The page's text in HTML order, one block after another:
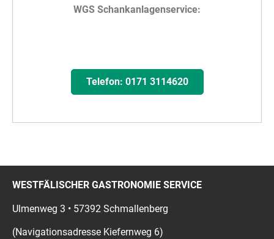
WGS Schankanlagenservice:
Telefon: 0171 3114620
WESTFÄLISCHER GASTRONOMIE SERVICE
Ulmenweg 3 • 57392 Schmallenberg
(Navigationsadresse Kiefernweg 6)